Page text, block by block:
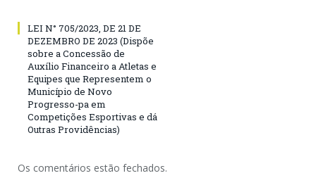
LEI N° 705/2023, DE 21 DE
DEZEMBRO DE 2023 (Dispõe
sobre a Concessão de
Auxílio Financeiro a Atletas e
Equipes que Representem o
Município de Novo
Progresso-pa em
Competições Esportivas e dá
Outras Providências)
Os comentários estão fechados.